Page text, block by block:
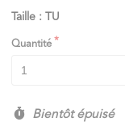
Taille : TU
Quantité
Bientôt épuisé